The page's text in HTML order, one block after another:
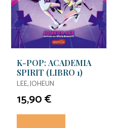
K-POP: ACADEMIA
SPIRIT (LIBRO 1)
LEE, JOHEUN
15,90 €